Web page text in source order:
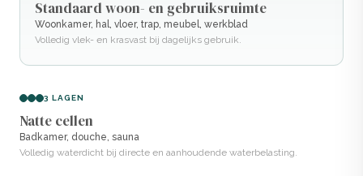
Standaard woon- en gebruiksruimte
Woonkamer, hal, vloer, trap, meubel, werkblad
Volledig vlek- en krasvast bij dagelijks gebruik.
3 LAGEN
Natte cellen
Badkamer, douche, sauna
Volledig waterdicht bij directe en aanhoudende waterbelasting.